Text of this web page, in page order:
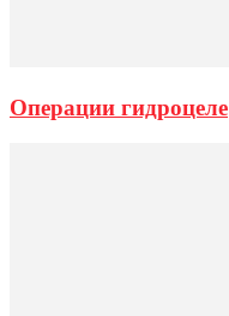
Операции гидроцеле